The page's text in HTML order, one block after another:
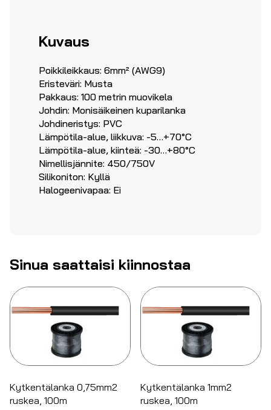
Kuvaus
Poikkileikkaus: 6mm² (AWG9)
Eristeväri: Musta
Pakkaus: 100 metrin muovikela
Johdin: Monisäikeinen kuparilanka
Johdineristys: PVC
Lämpötila-alue, liikkuva: -5…+70°C
Lämpötila-alue, kiinteä: -30…+80°C
Nimellisjännite: 450/750V
Silikoniton: Kyllä
Halogeenivapaa: Ei
Sinua saattaisi kiinnostaa
Kytkentälanka 0,75mm2
ruskea, 100m
Kytkentälanka 1mm2
ruskea, 100m